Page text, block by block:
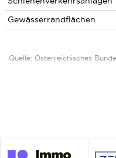
Gewässerrandflächen
Quelle: Österreichisches